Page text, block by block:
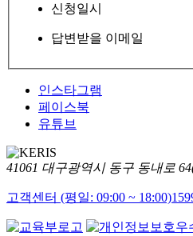
신청일시
답변받을 이메일
인스타그램
페이스북
유튜브
41061 대구광역시 동구 동내로
고객센터 (평일: 09:00 ~ 18:00)